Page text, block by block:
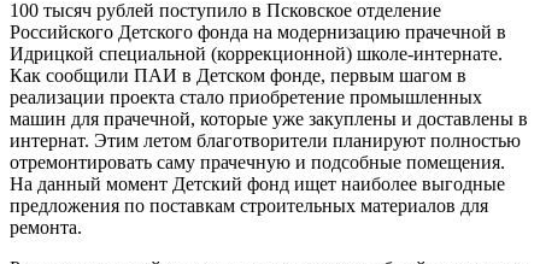
100 тысяч рублей поступило в Псковское отделение
Российского Детского фонда на модернизацию прачечной в
Идрицкой специальной (коррекционной) школе-интернате.
Как сообщили ПАИ в Детском фонде, первым шагом в
реализации проекта стало приобретение промышленных
машин для прачечной, которые уже закуплены и доставлены в
интернат. Этим летом благотворители планируют полностью
отремонтировать саму прачечную и подсобные помещения.
На данный момент Детский фонд ищет наиболее выгодные
предложения по поставкам строительных материалов для
ремонта.